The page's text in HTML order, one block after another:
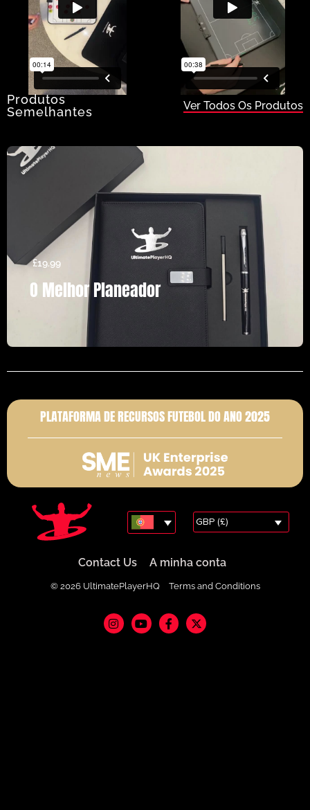
Produtos
Semelhantes
Ver Todos Os Produtos
£19.99
O Melhor Planeador
PLATAFORMA DE RECURSOS FUTEBOL DO ANO 2025
GBP (£)
Contact Us A minha conta
© 2026 UltimatePlayerHQ Terms and Conditions